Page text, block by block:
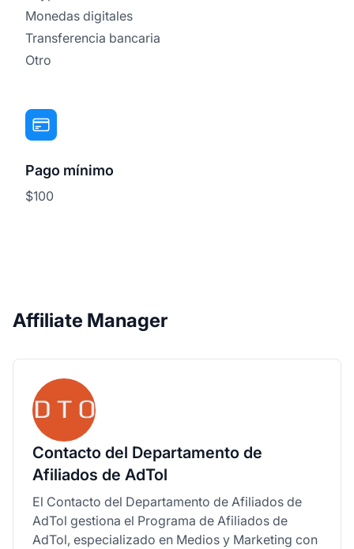
Monedas digitales
Transferencia bancaria
Otro
Pago mínimo
$100
Affiliate Manager
Contacto del Departamento de
Afiliados de AdTol
El Contacto del Departamento de Afiliados de
AdTol gestiona el Programa de Afiliados de
AdTol, especializado en Medios y Marketing con